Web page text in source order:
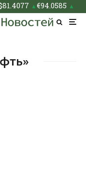
81.4077 ▲€94.0585 ▲